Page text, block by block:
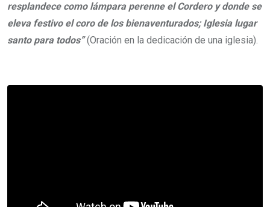
resplandece como lámpara perenne el Cordero y donde se
eleva festivo el coro de los bienaventurados; Iglesia lugar
santo para todos”(Oración en la dedicación de una iglesia).